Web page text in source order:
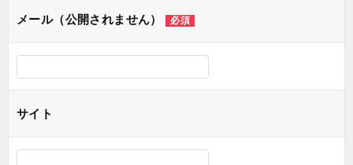
メール（公開されません） 必須
サイト